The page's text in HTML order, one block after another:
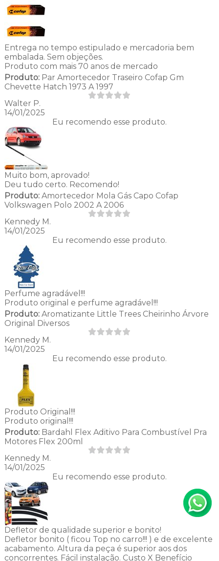
Entrega no tempo estipulado e mercadoria bem
embalada. Sem objeções.
Produto com mais 70 anos de mercado
Produto:Par Amortecedor Traseiro Cofap Gm
Chevette Hatch 1973 A 1997
Walter P.
14/01/2025
Eu recomendo esse produto.
Muito bom, aprovado!
Deu tudo certo. Recomendo!
Produto:Amortecedor Mola Gás Capo Cofap
Volkswagen Polo 2002 A 2006
Kennedy M.
14/01/2025
Eu recomendo esse produto.
Perfume agradável!!!
Produto original e perfume agradável!!!
Produto:Aromatizante Little Trees Cheirinho Árvore
Original Diversos
Kennedy M.
14/01/2025
Eu recomendo esse produto.
Produto Original!!!
Produto original!!!
Produto:Bardahl Flex Aditivo Para Combustível Pra
Motores Flex 200ml
Kennedy M.
14/01/2025
Eu recomendo esse produto.
Defletor de qualidade superior e bonito!
Defletor bonito ( ficou Top no carro!!! ) e de excelente
acabamento. Altura da peça é superior aos dos
concorrentes. Fácil instalação. Custo X Benefício